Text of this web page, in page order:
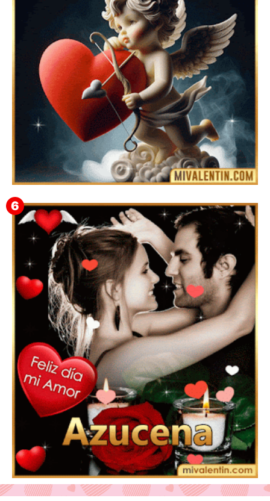
Feliz San Valentín Delsy
Feliz San Valentín Valeska